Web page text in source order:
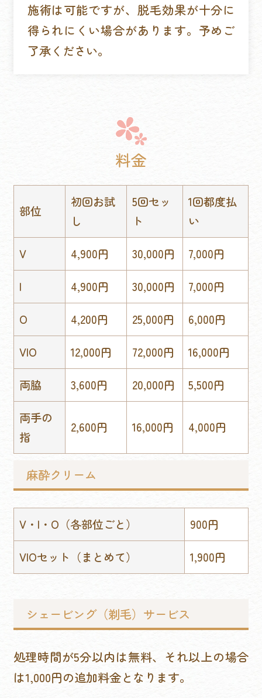
施術は可能ですが、脱毛効果が十分に
得られにくい場合があります。予めご
了承ください。
料金
部位
初回お試
し
5回セッ
ト
1回都度払
い
V
4,900円 30,000円
7,000円
I
4,900円 30,000円
7,000円
O
4,200円 25,000円
6,000円
VIO
12,000円 72,000円
16,000円
両脇
3,600円 20,000円
5,500円
両手の
指
2,600円 16,000円 4,000円
麻酔クリーム
V・I・O（各部位ごと）
900円
VIOセット（まとめて）
1,900円
シェービング（剃毛）サービス
処理時間が5分以内は無料、それ以上の場合
は1,000円の追加料金となります。